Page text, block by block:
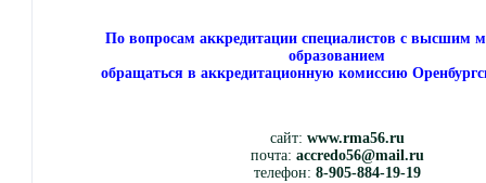
По вопросам аккредитации специалистов с высшим
образованием
обращаться в аккредитационную комиссию
сайт: www.rma56.ru
почта: accredo56@mail.ru
телефон: 8-905-884-19-19